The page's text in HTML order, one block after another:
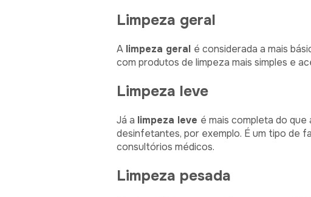
Limpeza geral
A limpeza geral é considerada a mais
com produtos de limpeza mais simples e
Limpeza leve
Já a limpeza leve é mais completa do que
desinfetantes, por exemplo. É um tipo de
consultórios médicos.
Limpeza pesada